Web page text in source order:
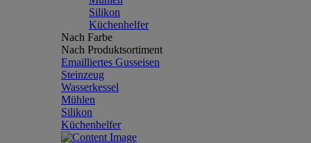
Silikon
Küchenhelfer
Nach Farbe
Nach Produktsortiment
Emailliertes Gusseisen
Steinzeug
Wasserkessel
Mühlen
Silikon
Küchenhelfer